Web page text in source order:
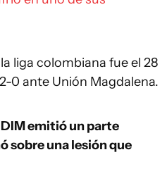
liga colombiana fue el 28
0 ante Unión Magdalena.
DIM emitió un parte
sobre una lesión que